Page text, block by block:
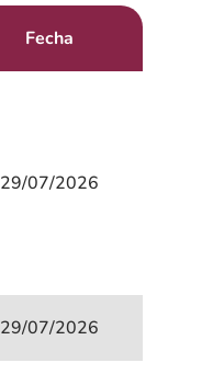
Fecha
29/07/2026
29/07/2026